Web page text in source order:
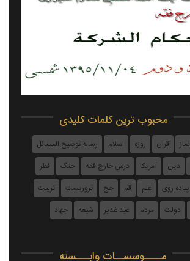
محبوب ترین کلمات کلیدی
نماز قرآن روزه اسلام
رساله توضیح المسائل
دین آمریکا درس خارج فقه جنگ
فطر
پیاده روی علم قم حج تروریست
تربیت
دولت مردم عيد غدير شیعه
جهاد
مــــوسســات وابـــسته